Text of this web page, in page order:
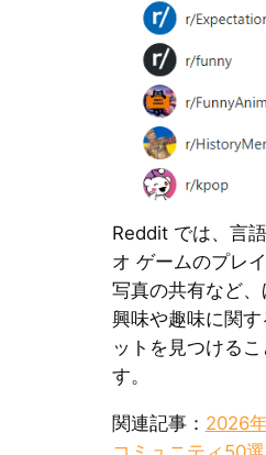
Reddit では、言
オ ゲームのプレ
写真の共有など
興味や趣味に関す
ットを見つけるこ
す。
関連記事： 2026